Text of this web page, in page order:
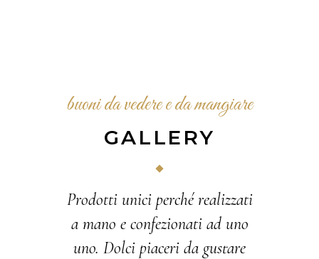
buoni da vedere e da mangiare
GALLERY
Prodotti unici perché realizzati
a mano e confezionati ad uno
uno. Dolci piaceri da gustare